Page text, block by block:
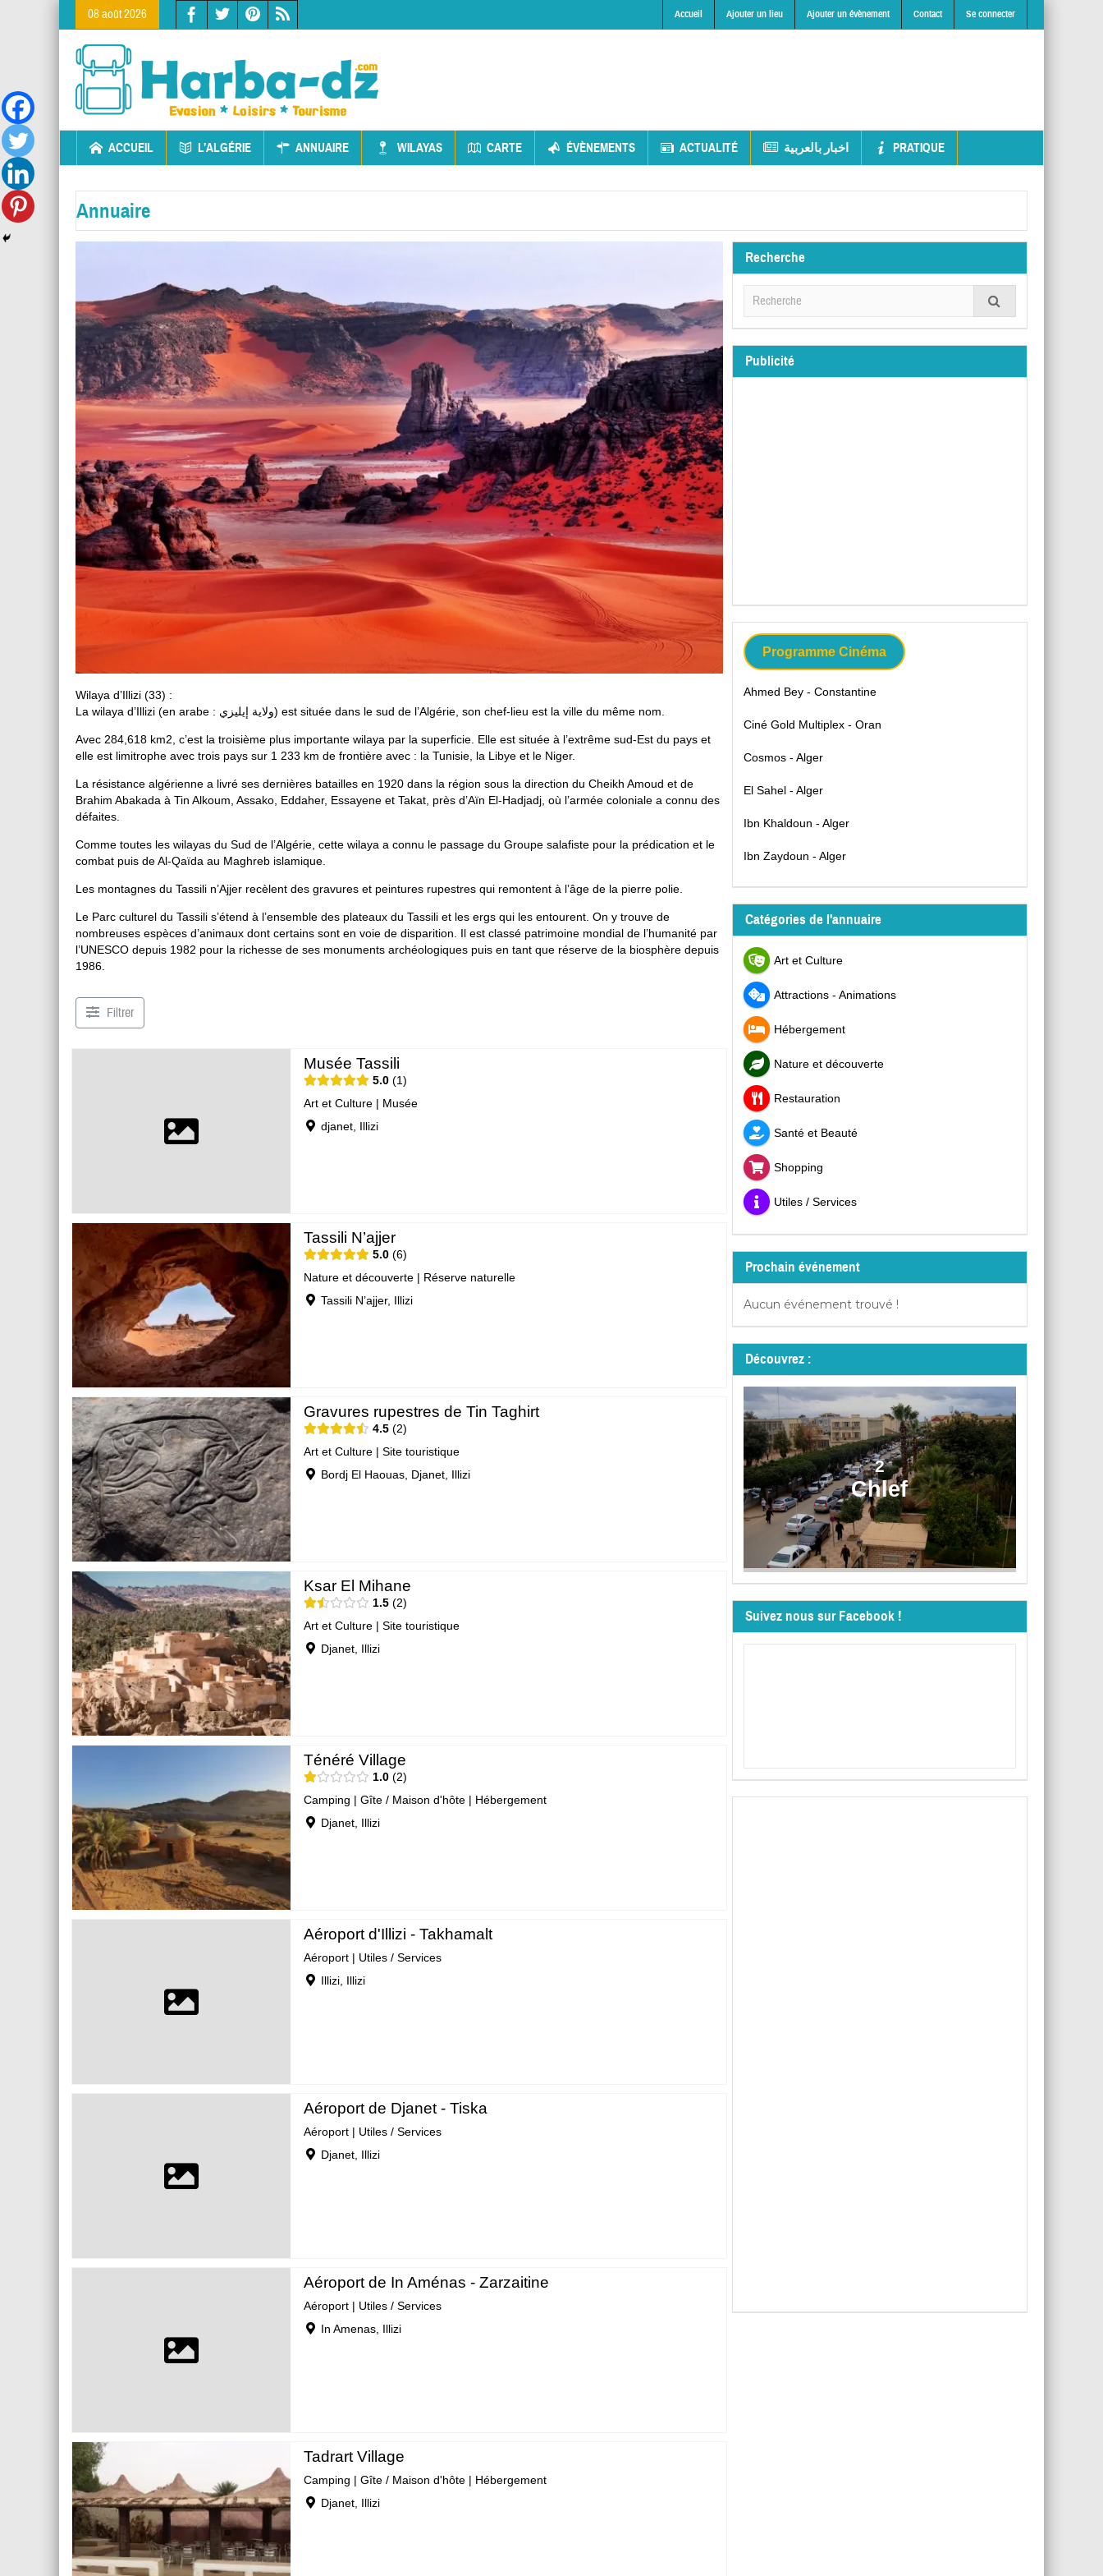
08 août 2026 Accueil Ajouter un lieu Ajouter un évènement Contact Se connecter
ACCUEIL L’ALGÉRIE ANNUAIRE WILAYAS CARTE ÉVÈNEMENTS ACTUALITÉ اخبار بالعربية PRATIQUE
Annuaire
Wilaya d’Illizi (33) :
La wilaya d’Illizi (en arabe : ولاية إيليزي) est située dans le sud de l’Algérie, son chef-lieu est la ville du même nom.
Avec 284,618 km2, c’est la troisième plus importante wilaya par la superficie. Elle est située à l’extrême sud-Est du pays et
elle est limitrophe avec trois pays sur 1 233 km de frontière avec : la Tunisie, la Libye et le Niger.
La résistance algérienne a livré ses dernières batailles en 1920 dans la région sous la direction du Cheikh Amoud et de
Brahim Abakada à Tin Alkoum, Assako, Eddaher, Essayene et Takat, près d’Aïn El-Hadjadj, où l’armée coloniale a connu des
défaites.
Comme toutes les wilayas du Sud de l’Algérie, cette wilaya a connu le passage du Groupe salafiste pour la prédication et le
combat puis de Al-Qaïda au Maghreb islamique.
Les montagnes du Tassili n’Ajjer recèlent des gravures et peintures rupestres qui remontent à l’âge de la pierre polie.
Le Parc culturel du Tassili s’étend à l’ensemble des plateaux du Tassili et les ergs qui les entourent. On y trouve de
nombreuses espèces d’animaux dont certains sont en voie de disparition. Il est classé patrimoine mondial de l’humanité par
l’UNESCO depuis 1982 pour la richesse de ses monuments archéologiques puis en tant que réserve de la biosphère depuis
1986.
Filtrer
Musée Tassili
5.0 1
Art et Culture| Musée
djanet, Illizi
Tassili N’ajjer
5.0 6
Nature et découverte| Réserve naturelle
Tassili N’ajjer, Illizi
Gravures rupestres de Tin Taghirt
4.5 2
Art et Culture| Site touristique
Bordj El Haouas, Djanet, Illizi
Ksar El Mihane
1.5 2
Art et Culture| Site touristique
Djanet, Illizi
Ténéré Village
1.0 2
Camping | Gîte / Maison d'hôte| Hébergement
Djanet, Illizi
Aéroport d'Illizi - Takhamalt
Aéroport| Utiles / Services
Illizi, Illizi
Aéroport de Djanet - Tiska
Aéroport| Utiles / Services
Djanet, Illizi
Aéroport de In Aménas - Zarzaitine
Aéroport| Utiles / Services
In Amenas, Illizi
Tadrart Village
Camping | Gîte / Maison d'hôte| Hébergement
Djanet, Illizi
Recherche
Publicité
Programme Cinéma
Ahmed Bey - Constantine
Ciné Gold Multiplex - Oran
Cosmos - Alger
El Sahel - Alger
Ibn Khaldoun - Alger
Ibn Zaydoun - Alger
Catégories de l'annuaire
Art et Culture
Attractions - Animations
Hébergement
Nature et découverte
Restauration
Santé et Beauté
Shopping
Utiles / Services
Prochain événement
Aucun événement trouvé !
Découvrez :
2
Chlef
Suivez nous sur Facebook !